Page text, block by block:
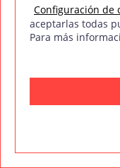
Este
destacados de
Pereda, se alzó
Para Cerdita,
amplios con un
elementos más
Configuración de
aceptarlas todas
Para más